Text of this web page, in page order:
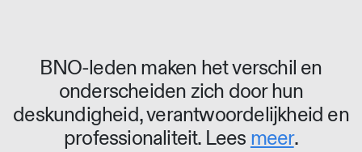
BNO-leden maken het verschil en
onderscheiden zich door hun
deskundigheid, verantwoordelijkheid en
professionaliteit. Lees meer.